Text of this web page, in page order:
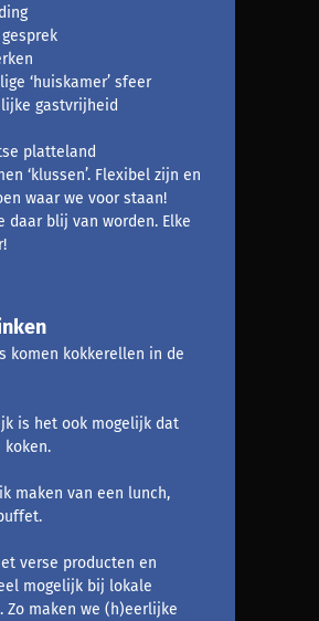
‘huiskamer’ sfeer
gastvrijheid
platteland
‘klussen’. Flexibel zijn en
waar we voor staan!
daar blij van worden. Elke
komen kokkerellen in de
is het ook mogelijk dat
maken van een lunch,
verse producten en
mogelijk bij lokale
Zo maken we (h)eerlijke